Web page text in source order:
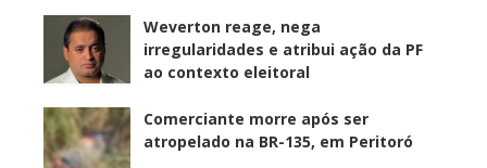
Weverton reage, nega
irregularidades e atribui ação da PF
ao contexto eleitoral
Comerciante morre após ser
atropelado na BR-135, em Peritoró